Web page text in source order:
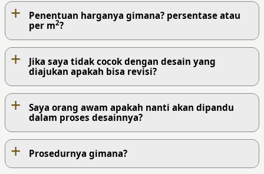
+
Penentuan harganya gimana? persentase atau
per m2?
+
Jika saya tidak cocok dengan desain yang
diajukan apakah bisa revisi?
+
Saya orang awam apakah nanti akan dipandu
dalam proses desainnya?
+ Prosedurnya gimana?